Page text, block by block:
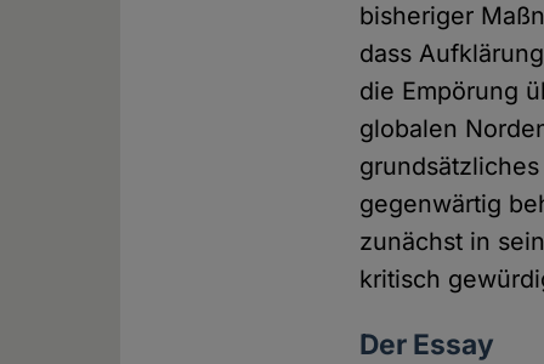
bisheriger
dass
die Empörung
globalen
gegenwärtig
zunächst in
kritisch
Der Essay